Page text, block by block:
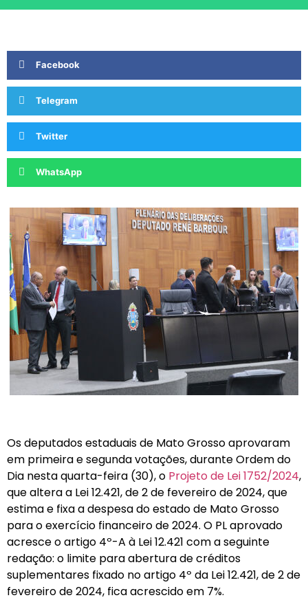
Facebook
Telegram
Twitter
WhatsApp
Os deputados estaduais de Mato Grosso aprovaram
em primeira e segunda votações, durante Ordem do
Dia nesta quarta-feira (30), o Projeto de Lei 1752/2024,
que altera a Lei 12.421, de 2 de fevereiro de 2024, que
estima e fixa a despesa do estado de Mato Grosso
para o exercício financeiro de 2024. O PL aprovado
acresce o artigo 4º-A à Lei 12.421 com a seguinte
redação: o limite para abertura de créditos
suplementares fixado no artigo 4º da Lei 12.421, de 2 de
fevereiro de 2024, fica acrescido em 7%.